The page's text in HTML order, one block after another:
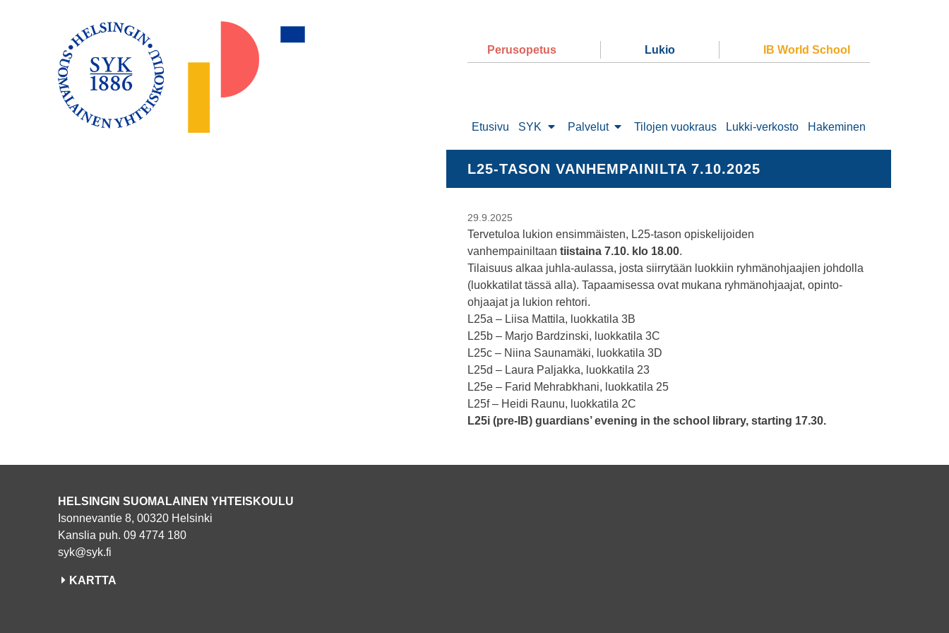
Perusopetus Lukio IB World School
Etusivu SYK Palvelut Tilojen vuokraus Lukki-verkosto Hakeminen
L25-TASON VANHEMPAINILTA 7.10.2025
29.9.2025
Tervetuloa lukion ensimmäisten, L25-tason opiskelijoiden
vanhempainiltaan tiistaina 7.10. klo 18.00.
Tilaisuus alkaa juhla-aulassa, josta siirrytään luokkiin ryhmänohjaajien johdolla
(luokkatilat tässä alla). Tapaamisessa ovat mukana ryhmänohjaajat, opinto-
ohjaajat ja lukion rehtori.
L25a – Liisa Mattila, luokkatila 3B
L25b – Marjo Bardzinski, luokkatila 3C
L25c – Niina Saunamäki, luokkatila 3D
L25d – Laura Paljakka, luokkatila 23
L25e – Farid Mehrabkhani, luokkatila 25
L25f – Heidi Raunu, luokkatila 2C
L25i (pre-IB) guardians’ evening in the school library, starting 17.30.
HELSINGIN SUOMALAINEN YHTEISKOULU
Isonnevantie 8, 00320 Helsinki
Kanslia puh. 09 4774 180
syk@syk.fi
KARTTA